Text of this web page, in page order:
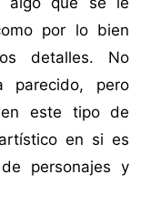
por lo bien
detalles. No
parecido, pero
en este tipo de
en si es
personajes y